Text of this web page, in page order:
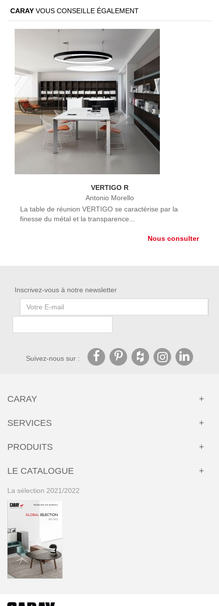
CARAY VOUS CONSEILLE ÉGALEMENT
VERTIGO R
Antonio Morello
La table de réunion VERTIGO se caractérise par la
finesse du métal et la transparence...
Nous consulter
Inscrivez-vous à notre newsletter
Suivez-nous sur :
CARAY
SERVICES
PRODUITS
LE CATALOGUE
La sélection 2021/2022